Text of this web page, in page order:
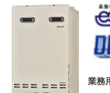
業務